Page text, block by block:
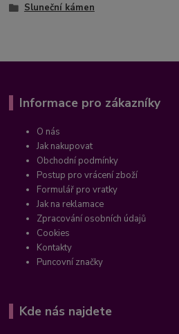
Sluneční kámen
Informace pro zákazníky
O nás
Jak nakupovat
Obchodní podmínky
Postup pro vrácení zboží
Formulář pro vratky
Jak na reklamace
Zpracování osobních údajů
Cookies
Kontakty
Puncovní značky
Kde nás najdete